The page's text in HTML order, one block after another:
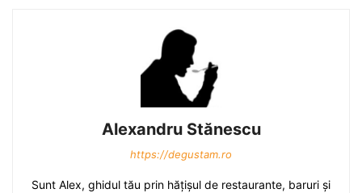
Alexandru Stănescu
https://degustam.ro
Sunt Alex, ghidul tău prin hăţişul de restaurante, baruri şi